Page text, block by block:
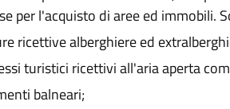
per l'acquisto di aree ed immobili.
ricettive alberghiere ed
turistici ricettivi all'aria aperta
balneari;